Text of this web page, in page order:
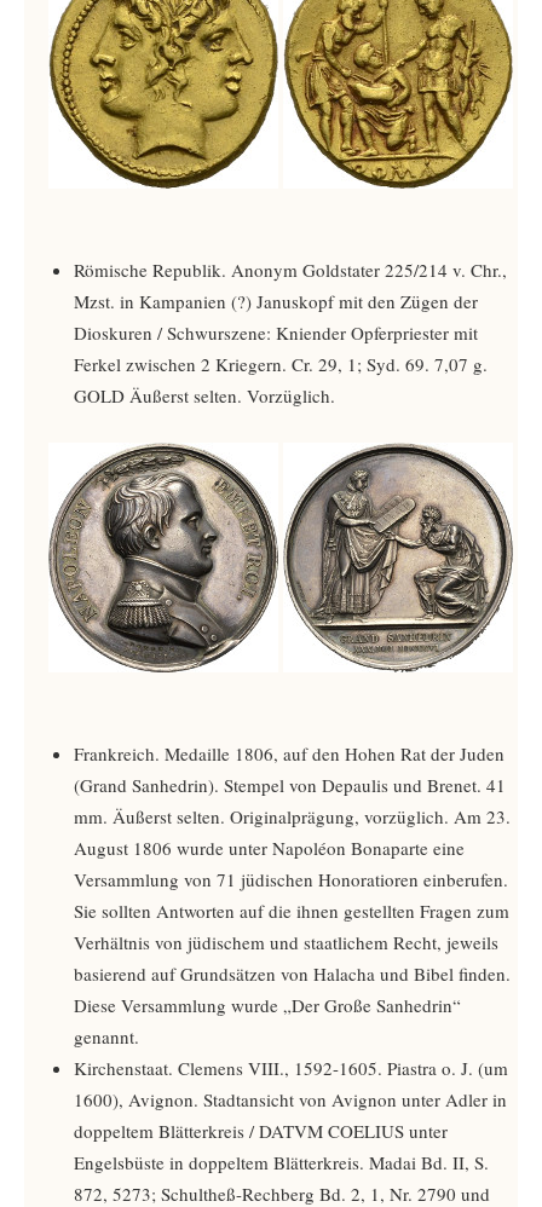
Römische Republik. Anonym Goldstater 225/214 v. Chr.,
Mzst. in Kampanien (?) Januskopf mit den Zügen der
Dioskuren / Schwurszene: Kniender Opferpriester mit
Ferkel zwischen 2 Kriegern. Cr. 29, 1; Syd. 69. 7,07 g.
GOLD Äußerst selten. Vorzüglich.
Frankreich. Medaille 1806, auf den Hohen Rat der Juden
(Grand Sanhedrin). Stempel von Depaulis und Brenet. 41
mm. Äußerst selten. Originalprägung, vorzüglich. Am 23.
August 1806 wurde unter Napoléon Bonaparte eine
Versammlung von 71 jüdischen Honoratioren einberufen.
Sie sollten Antworten auf die ihnen gestellten Fragen zum
Verhältnis von jüdischem und staatlichem Recht, jeweils
basierend auf Grundsätzen von Halacha und Bibel finden.
Diese Versammlung wurde „Der Große Sanhedrin“
genannt.
Kirchenstaat. Clemens VIII., 1592-1605. Piastra o. J. (um
1600), Avignon. Stadtansicht von Avignon unter Adler in
doppeltem Blätterkreis / DATVM COELIUS unter
Engelsbüste in doppeltem Blätterkreis. Madai Bd. II, S.
872, 5273; Schultheß-Rechberg Bd. 2, 1, Nr. 2790 und